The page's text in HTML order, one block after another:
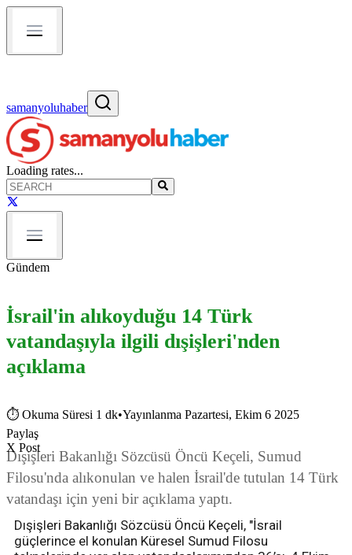
samanyoluhaber
Loading rates...
Gündem
İsrail'in alıkoyduğu 14 Türk
vatandaşıyla ilgili dışişleri'nden
açıklama
⏱ Okuma Süresi 1 dk•Yayınlanma Pazartesi, Ekim 6 2025
Paylaş
X Post
Dışişleri Bakanlığı Sözcüsü Öncü Keçeli, Sumud
Filosu'nda alıkonulan ve halen İsrail'de tutulan 14 Türk
vatandaşı için yeni bir açıklama yaptı.
Dışişleri Bakanlığı Sözcüsü Öncü Keçeli, "İsrail
güçlerince el konulan Küresel Sumud Filosu